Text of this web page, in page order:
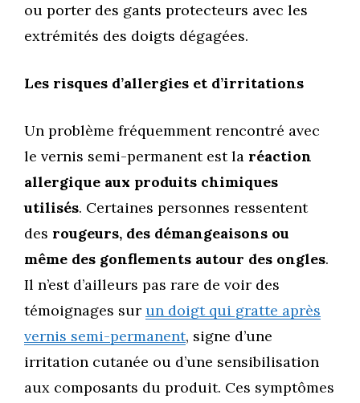
ou porter des gants protecteurs avec les
extrémités des doigts dégagées.
Les risques d’allergies et d’irritations
Un problème fréquemment rencontré avec
le vernis semi-permanent est la réaction
allergique aux produits chimiques
utilisés. Certaines personnes ressentent
des rougeurs, des démangeaisons ou
même des gonflements autour des ongles.
Il n’est d’ailleurs pas rare de voir des
témoignages sur un doigt qui gratte après
vernis semi-permanent, signe d’une
irritation cutanée ou d’une sensibilisation
aux composants du produit. Ces symptômes